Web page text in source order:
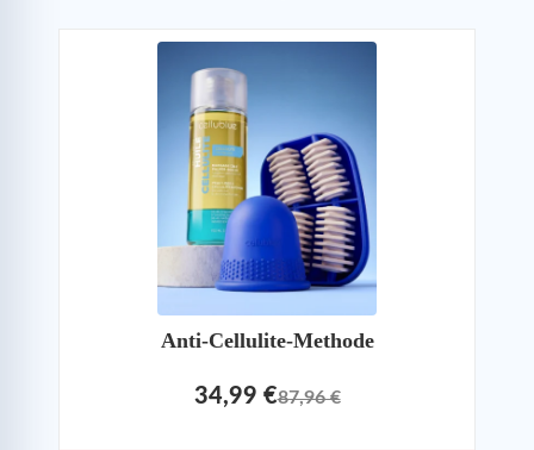
Anti-Cellulite-Methode
34,99 €87,96 €